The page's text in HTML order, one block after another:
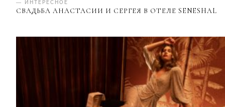
— ИНТЕРЕСНОЕ
СВАДЬБА АНАСТАСИИ И СЕРГЕЯ В ОТЕЛЕ SENESHAL